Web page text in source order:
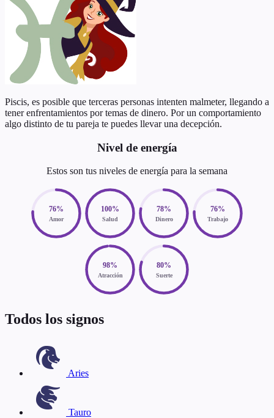
Piscis, es posible que terceras personas intenten malmeter, llegando a
tener enfrentamientos por temas de dinero. Por un comportamiento
algo distinto de tu pareja te puedes llevar una decepción.
Nivel de energía
Estos son tus niveles de energía para la semana
76%
Amor
100%
Salud
78%
Dinero
76%
Trabajo
98%
Atracción
80%
Suerte
Todos los signos
Aries
Tauro